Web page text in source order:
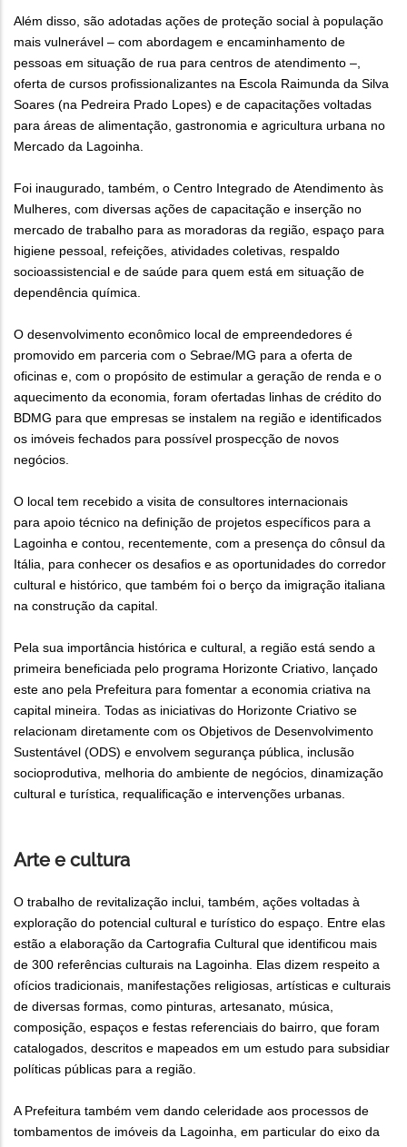
Além disso, são adotadas ações de proteção social à população
mais vulnerável – com abordagem e encaminhamento de
pessoas em situação de rua para centros de atendimento –,
oferta de cursos profissionalizantes na Escola Raimunda da Silva
Soares (na Pedreira Prado Lopes) e de capacitações voltadas
para áreas de alimentação, gastronomia e agricultura urbana no
Mercado da Lagoinha.
Foi inaugurado, também, o Centro Integrado de Atendimento às
Mulheres, com diversas ações de capacitação e inserção no
mercado de trabalho para as moradoras da região, espaço para
higiene pessoal, refeições, atividades coletivas, respaldo
socioassistencial e de saúde para quem está em situação de
dependência química.
O desenvolvimento econômico local de empreendedores é
promovido em parceria com o Sebrae/MG para a oferta de
oficinas e, com o propósito de estimular a geração de renda e o
aquecimento da economia, foram ofertadas linhas de crédito do
BDMG para que empresas se instalem na região e identificados
os imóveis fechados para possível prospecção de novos
negócios.
O local tem recebido a visita de consultores internacionais
para apoio técnico na definição de projetos específicos para a
Lagoinha e contou, recentemente, com a presença do cônsul da
Itália, para conhecer os desafios e as oportunidades do corredor
cultural e histórico, que também foi o berço da imigração italiana
na construção da capital.
Pela sua importância histórica e cultural, a região está sendo a
primeira beneficiada pelo programa Horizonte Criativo, lançado
este ano pela Prefeitura para fomentar a economia criativa na
capital mineira. Todas as iniciativas do Horizonte Criativo se
relacionam diretamente com os Objetivos de Desenvolvimento
Sustentável (ODS) e envolvem segurança pública, inclusão
socioprodutiva, melhoria do ambiente de negócios, dinamização
cultural e turística, requalificação e intervenções urbanas.
Arte e cultura
O trabalho de revitalização inclui, também, ações voltadas à
exploração do potencial cultural e turístico do espaço. Entre elas
estão a elaboração da Cartografia Cultural que identificou mais
de 300 referências culturais na Lagoinha. Elas dizem respeito a
ofícios tradicionais, manifestações religiosas, artísticas e culturais
de diversas formas, como pinturas, artesanato, música,
composição, espaços e festas referenciais do bairro, que foram
catalogados, descritos e mapeados em um estudo para subsidiar
políticas públicas para a região.
A Prefeitura também vem dando celeridade aos processos de
tombamentos de imóveis da Lagoinha, em particular do eixo da